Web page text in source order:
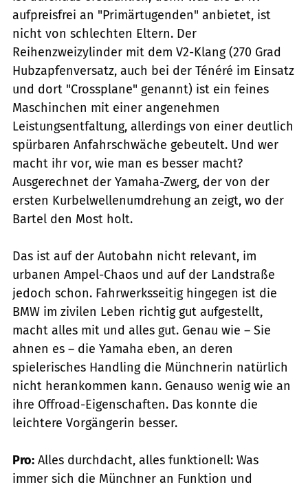
aufpreisfrei an "Primärtugenden" anbietet, ist
nicht von schlechten Eltern. Der
Reihenzweizylinder mit dem V2-Klang (270 Grad
Hubzapfenversatz, auch bei der Ténéré im Einsatz
und dort "Crossplane" genannt) ist ein feines
Maschinchen mit einer angenehmen
Leistungsentfaltung, allerdings von einer deutlich
spürbaren Anfahrschwäche gebeutelt. Und wer
macht ihr vor, wie man es besser macht?
Ausgerechnet der Yamaha-Zwerg, der von der
ersten Kurbelwellenumdrehung an zeigt, wo der
Bartel den Most holt.
Das ist auf der Autobahn nicht relevant, im
urbanen Ampel-Chaos und auf der Landstraße
jedoch schon. Fahrwerksseitig hingegen ist die
BMW im zivilen Leben richtig gut aufgestellt,
macht alles mit und alles gut. Genau wie – Sie
ahnen es – die Yamaha eben, an deren
spielerisches Handling die Münchnerin natürlich
nicht herankommen kann. Genauso wenig wie an
ihre Offroad-Eigenschaften. Das konnte die
leichtere Vorgängerin besser.
Pro: Alles durchdacht, alles funktionell: Was
immer sich die Münchner an Funktion und